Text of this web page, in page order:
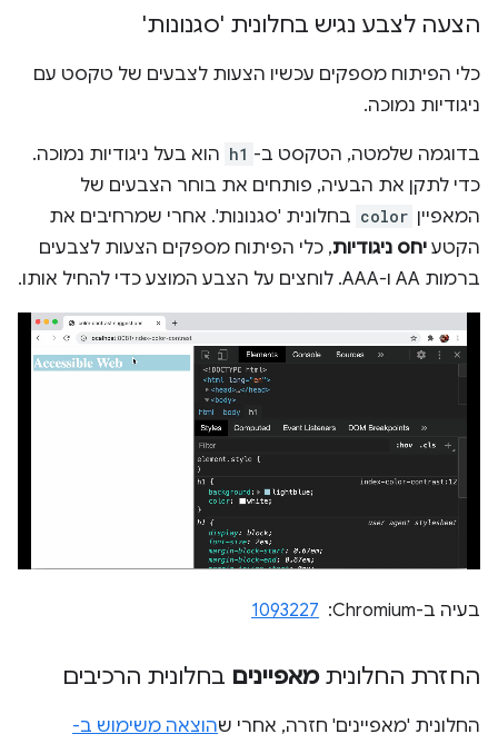
הצעה לצבע נגיש בחלונית 'סגנונות'
כלי הפיתוח מספקים עכשיו הצעות לצבעים של טקסט עם
ניגודיות נמוכה.
בדוגמה שלמטה, הטקסט ב- h1 הוא בעל ניגודיות נמוכה.
כדי לתקן את הבעיה, פותחים את בוחר הצבעים של
המאפיין color בחלונית 'סגנונות'. אחרי שמרחיבים את
הקטע יחס ניגודיות, כלי הפיתוח מספקים הצעות לצבעים
ברמות AA ו-AAA. לוחצים על הצבע המוצע כדי להחיל אותו.
בעיה ב-Chromium: ‏ 1093227
החזרת החלוניתמאפיינים בחלונית הרכיבים
החלונית 'מאפיינים' חזרה, אחרי שהוצאה משימוש ב-